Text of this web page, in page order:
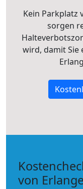
Kein Parkplatz
sorgen
wird, damit Sie
von